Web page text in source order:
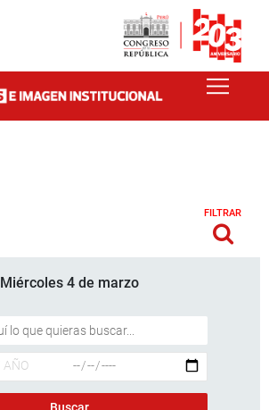
FILTRAR
Miércoles 4 de marzo